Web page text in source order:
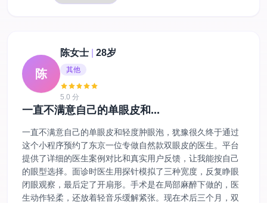
陈
陈女士 28岁
其他
5.0 分
一直不满意自己的单眼皮和...
一直不满意自己的单眼皮和轻度肿眼泡，犹豫很久终于通过
这个小程序预约了东京一位专做自然款双眼皮的医生。平台
提供了详细的医生案例对比和真实用户反馈，让我能按自己
的眼型选择。面诊时医生用探针模拟了三种宽度，反复睁眼
闭眼观察，最后定了开扇形。手术是在局部麻醉下做的，医
生动作轻柔，还放着轻音乐缓解紧张。现在术后三个月，双